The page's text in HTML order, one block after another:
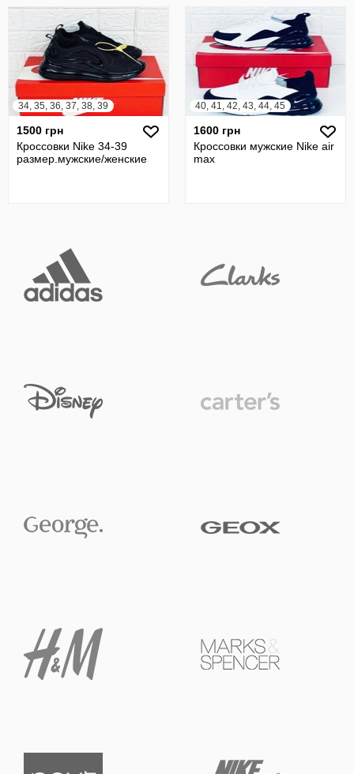
34, 35, 36, 37, 38, 39
1500 грн
Кроссовки Nike 34-39
размер.мужские/женские
40, 41, 42, 43, 44, 45
1600 грн
Кроссовки мужские Nike air
max